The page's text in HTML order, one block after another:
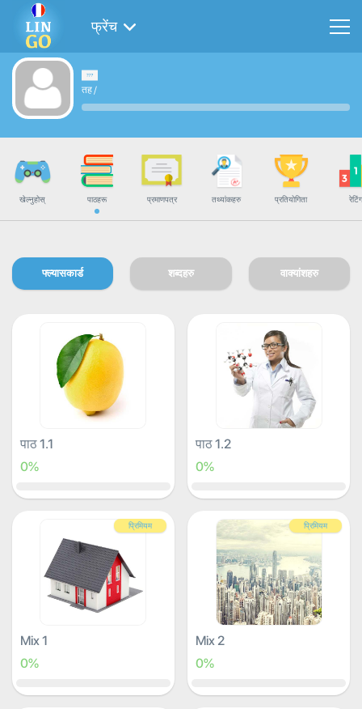
फ्रेंच
तह/
खेल्नुहोस् पाठहरू प्रमाणपत्र तथ्यांकहरु प्रतियोगिता रेटिंग
फ्ल्यासकार्ड शब्दहरु वाक्यांशहरु
पाठ 1.1
0%
पाठ 1.2
0%
प्रिमियम
Mix 1
0%
प्रिमियम
Mix 2
0%